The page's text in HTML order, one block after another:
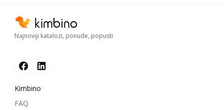
Najnoviji katalozi, ponude, popusti
Kimbino
FAQ